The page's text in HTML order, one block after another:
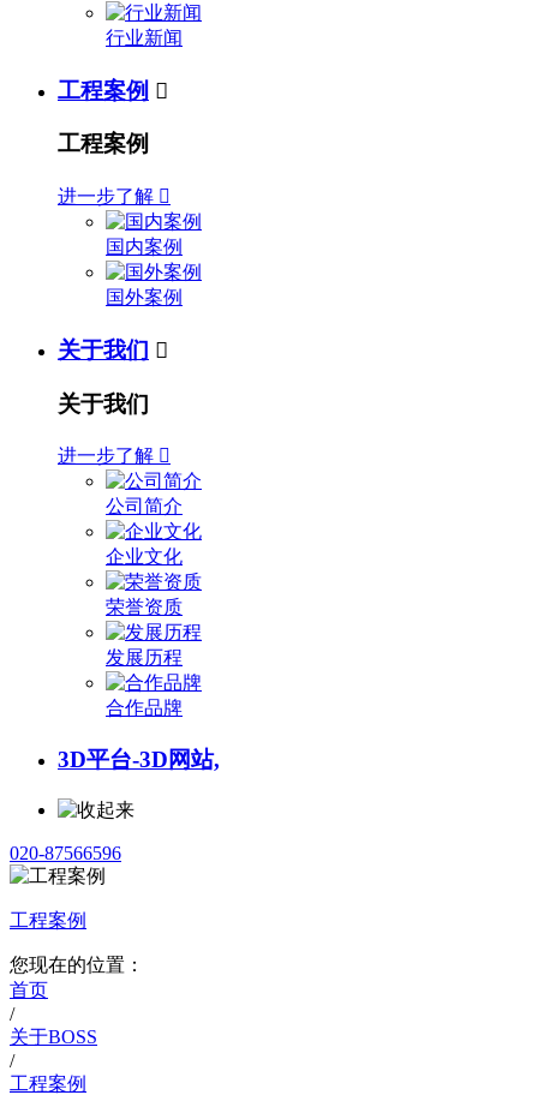
行业新闻
工程案例 
工程案例
进一步了解 
国内案例
国外案例
关于我们 
关于我们
进一步了解 
公司简介
企业文化
荣誉资质
发展历程
合作品牌
3D平台-3D网站,
020-87566596
工程案例
您现在的位置：
首页
/
关于BOSS
/
工程案例